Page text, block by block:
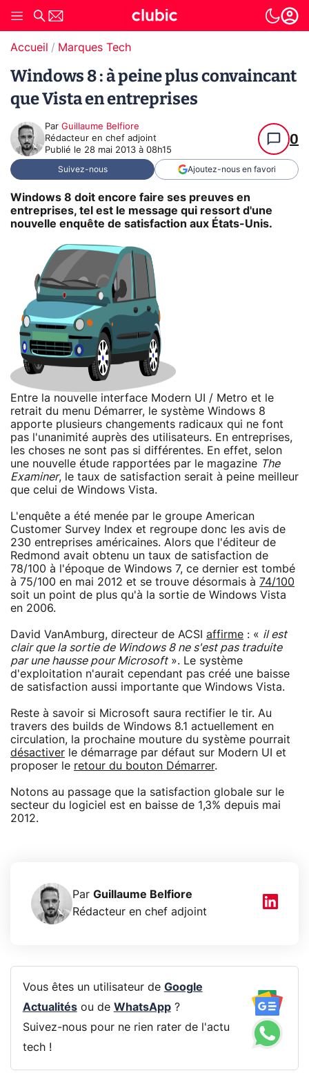
Accueil Marques Tech
Windows 8 : à peine plus convaincant
que Vista en entreprises
Par Guillaume Belfiore
Rédacteur en chef adjoint
Publié le 28 mai 2013 à 08h15
0
Suivez-nous Ajoutez-nous en favori
Windows 8 doit encore faire ses preuves en
entreprises, tel est le message qui ressort d'une
nouvelle enquête de satisfaction aux États-Unis.
Entre la nouvelle interface Modern UI / Metro et le
retrait du menu Démarrer, le système Windows 8
apporte plusieurs changements radicaux qui ne font
pas l'unanimité auprès des utilisateurs. En entreprises,
les choses ne sont pas si différentes. En effet, selon
une nouvelle étude rapportées par le magazine The
Examiner, le taux de satisfaction serait à peine meilleur
que celui de Windows Vista.
L'enquête a été menée par le groupe American
Customer Survey Index et regroupe donc les avis de
230 entreprises américaines. Alors que l'éditeur de
Redmond avait obtenu un taux de satisfaction de
78/100 à l'époque de Windows 7, ce dernier est tombé
à 75/100 en mai 2012 et se trouve désormais à 74/100
soit un point de plus qu'à la sortie de Windows Vista
en 2006.
David VanAmburg, directeur de ACSI affirme : « il est
clair que la sortie de Windows 8 ne s'est pas traduite
par une hausse pour Microsoft». Le système
d'exploitation n'aurait cependant pas créé une baisse
de satisfaction aussi importante que Windows Vista.
Reste à savoir si Microsoft saura rectifier le tir. Au
travers des builds de Windows 8.1 actuellement en
circulation, la prochaine mouture du système pourrait
désactiver le démarrage par défaut sur Modern UI et
proposer le retour du bouton Démarrer.
Notons au passage que la satisfaction globale sur le
secteur du logiciel est en baisse de 1,3% depuis mai
2012.
Par Guillaume Belfiore
Rédacteur en chef adjoint
Vous êtes un utilisateur de Google
Actualitésou de WhatsApp?
Suivez-nous pour ne rien rater de l'actu
tech !